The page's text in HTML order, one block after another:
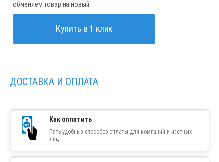
обменяем товар на новый.
Купить в 1 клик
ДОСТАВКА И ОПЛАТА
Как оплатить
Пять удобных способов оплаты для компаний и частных
лиц